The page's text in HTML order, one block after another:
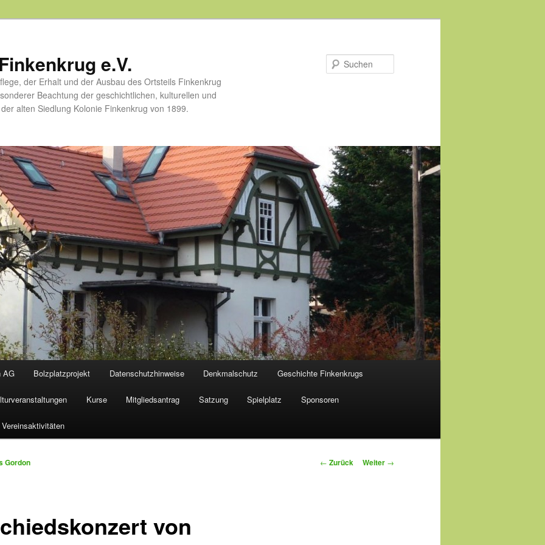
e.V.
der Erhalt und der Ausbau des Ortsteils Finkenkrug
Beachtung der geschichtlichen, kulturellen und
alten Siedlung Kolonie Finkenkrug von 1899.
AG Bolzplatzprojekt Datenschutzhinweise Denkmalschutz Geschichte Finkenkrugs
Kurse Mitgliedsantrag Satzung Spielplatz Sponsoren
Vereinsaktivitäten
Beitragsnavigation
← Zurück Weiter →
von
Gordon